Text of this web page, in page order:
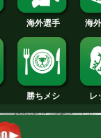
2011年
2010年